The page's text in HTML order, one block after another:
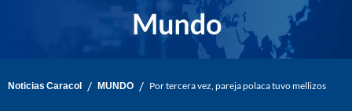
Noticias Caracol / MUNDO / Por tercera vez, pareja polaca tuvo mellizos